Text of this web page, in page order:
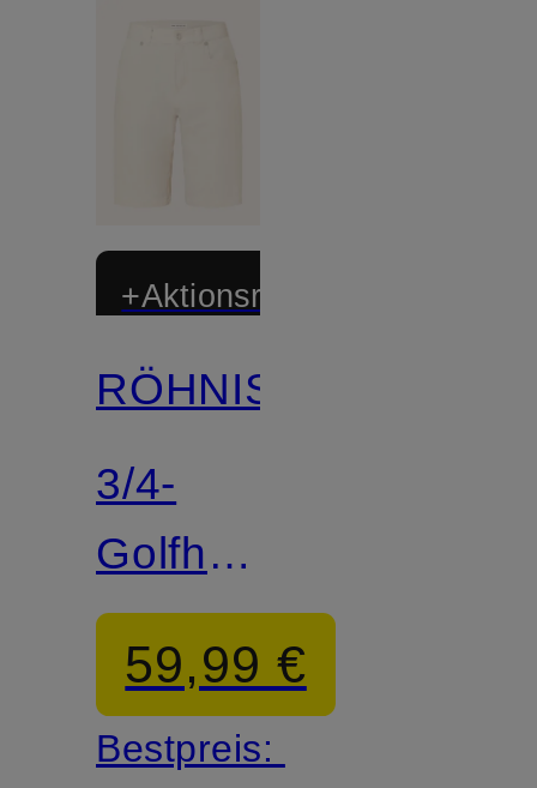
+Aktionsrabatt
RÖHNISCH
3/4-
Golfhose
CHIE
59,99 €
Bestpreis: